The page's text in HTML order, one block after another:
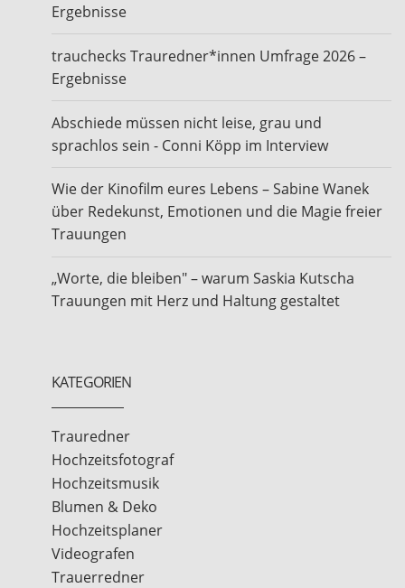
Ergebnisse
trauchecks Trauredner*innen Umfrage 2026 –
Ergebnisse
Abschiede müssen nicht leise, grau und
sprachlos sein - Conni Köpp im Interview
Wie der Kinofilm eures Lebens – Sabine Wanek
über Redekunst, Emotionen und die Magie freier
Trauungen
„Worte, die bleiben" – warum Saskia Kutscha
Trauungen mit Herz und Haltung gestaltet
KATEGORIEN
Trauredner
Hochzeitsfotograf
Hochzeitsmusik
Blumen & Deko
Hochzeitsplaner
Videografen
Trauerredner